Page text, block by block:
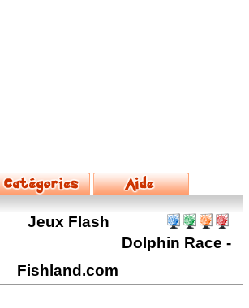
Jeux Flash
Dolphin Race -
Fishland.com